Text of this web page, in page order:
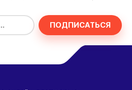
ПОДПИСАТЬСЯ